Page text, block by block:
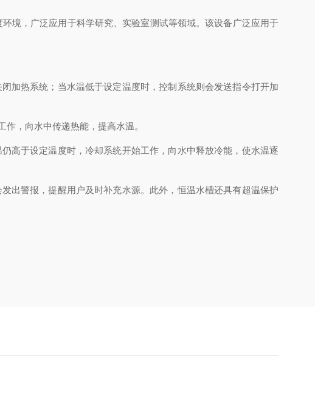
，广泛应用于科学研究、实验室测试等领域。该设备广泛应用于
热系统；当水温低于设定温度时，控制系统则会发送指令打开加
，向水中传递热能，提高水温。
于设定温度时，冷却系统开始工作，向水中释放冷能，使水温逐
警报，提醒用户及时补充水源。此外，恒温水槽还具有超温保护